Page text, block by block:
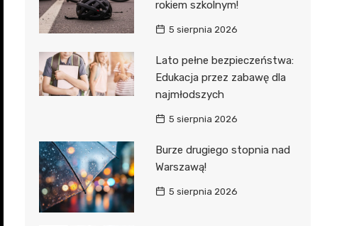
rokiem szkolnym!
5 sierpnia 2026
Lato pełne bezpieczeństwa:
Edukacja przez zabawę dla
najmłodszych
5 sierpnia 2026
Burze drugiego stopnia nad
Warszawą!
5 sierpnia 2026